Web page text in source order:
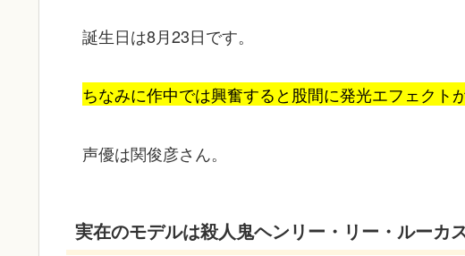
誕生日は8月23日です。
ちなみに作中では興奮すると股間に発光エフェクト
声優は関俊彦さん。
実在のモデルは殺人鬼ヘンリー・リー・ルーカ